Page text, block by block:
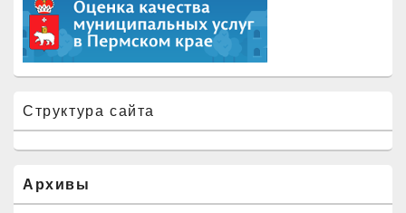
Структура сайта
Архивы